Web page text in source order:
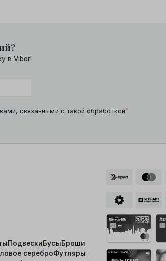
в Viber!
, связанными с такой обработкой*
ПодвескиБусыБроши
сереброФутляры